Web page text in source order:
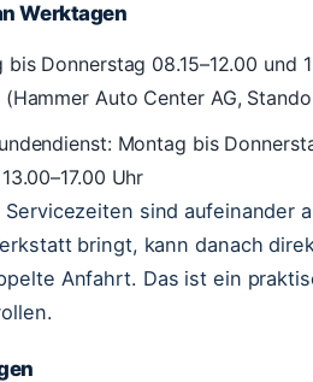
Werktagen
Donnerstag 08.15–12.00 und
(Hammer Auto Center AG,
Montag bis
Uhr
sind aufeinander
bringt, kann danach
Anfahrt. Das ist ein